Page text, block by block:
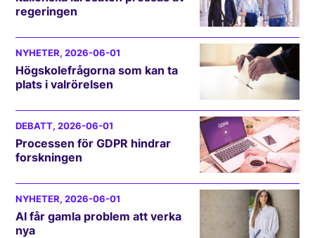
regeringen
NYHETER, 2026-06-01
Högskolefrågorna som kan ta
plats i valrörelsen
DEBATT, 2026-06-01
Processen för GDPR hindrar
forskningen
NYHETER, 2026-06-01
AI får gamla problem att verka
nya